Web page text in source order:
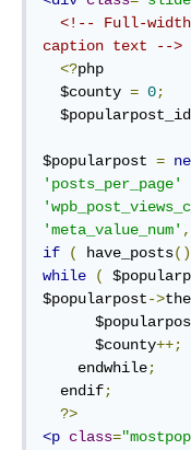
<!-- Full-width
caption text -->
<?php
  $county
= 0;
  $popularpost_id
$popularpost =
'posts_per_page'
'meta_value_num' ,
if
( have_posts()
while
(
$popularpost->
      $county
++;
    endwhile
;
  endif
;
?>
<p class=